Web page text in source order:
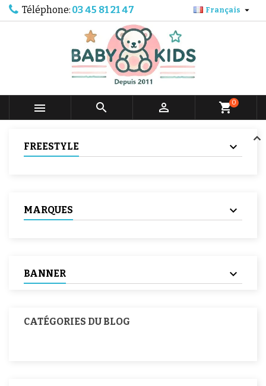
Téléphone: 03 45 81 21 47 Français 
   shopping_cart0
FREESTYLE
MARQUES
BANNER
CATÉGORIES DU BLOG